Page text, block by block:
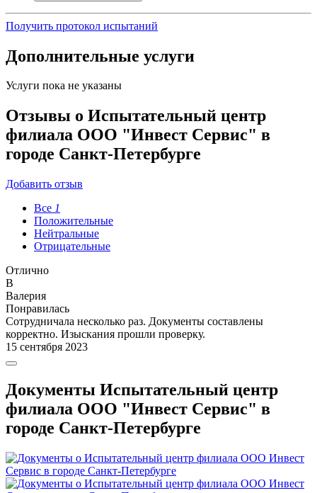
Получить протокол испытаний
Дополнительные услуги
Услуги пока не указаны
Отзывы о Испытательный центр
филиала ООО "Инвест Сервис" в
городе Санкт-Петербурге
Добавить отзыв
Все 1
Положительные
Нейтральные
Отрицательные
Отлично
В
Валерия
Понравилась
Сотрудничала несколько раз. Документы составлены
корректно. Изыскания прошли проверку.
15 сентября 2023
Документы Испытательный центр
филиала ООО "Инвест Сервис" в
городе Санкт-Петербурге